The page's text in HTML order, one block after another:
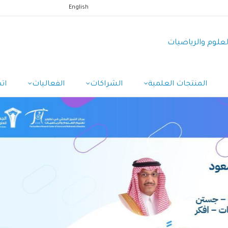
English
والرياضيات
المنتجات العلمية الشراكات الفعاليات